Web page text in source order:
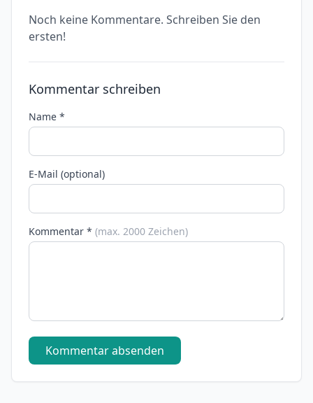
Noch keine Kommentare. Schreiben Sie den
ersten!
Kommentar schreiben
Name *
E-Mail (optional)
Kommentar * (max. 2000 Zeichen)
Kommentar absenden